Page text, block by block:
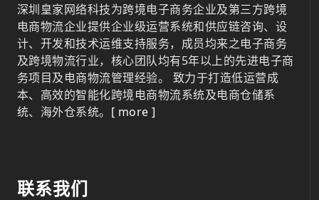
深圳皇家网络科技为跨境电子商务企业及第三方跨境
电商物流企业提供企业级运营系统和供应链咨询、设
计、开发和技术运维支持服务，成员均来之电子商务
及跨境物流行业，核心团队均有5年以上的先进电子商
务项目及电商物流管理经验。 致力于打造低运营成
本、高效的智能化跨境电商物流系统及电商仓储系
统、海外仓系统。 [ more ]
联系我们